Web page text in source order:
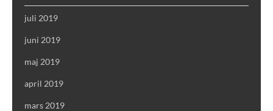
juli 2019
juni 2019
maj 2019
april 2019
mars 2019